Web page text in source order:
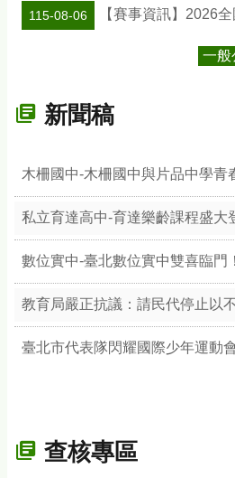
115-08-06 【賽事資訊】2026全
一般
新聞稿
木柵國中-木柵國中與片品中學青
教育局嚴正抗議：請民代停止以
查核專區